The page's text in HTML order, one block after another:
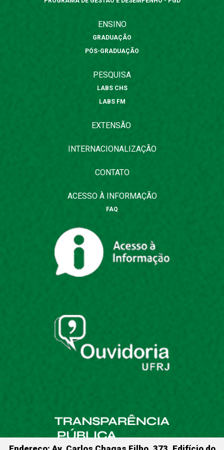
ENSINO
GRADUAÇÃO
PÓS-GRADUAÇÃO
PESQUISA
LABS CHS
LABS FM
EXTENSÃO
INTERNACIONALIZAÇÃO
CONTATO
ACESSO À INFORMAÇÃO
FAQ